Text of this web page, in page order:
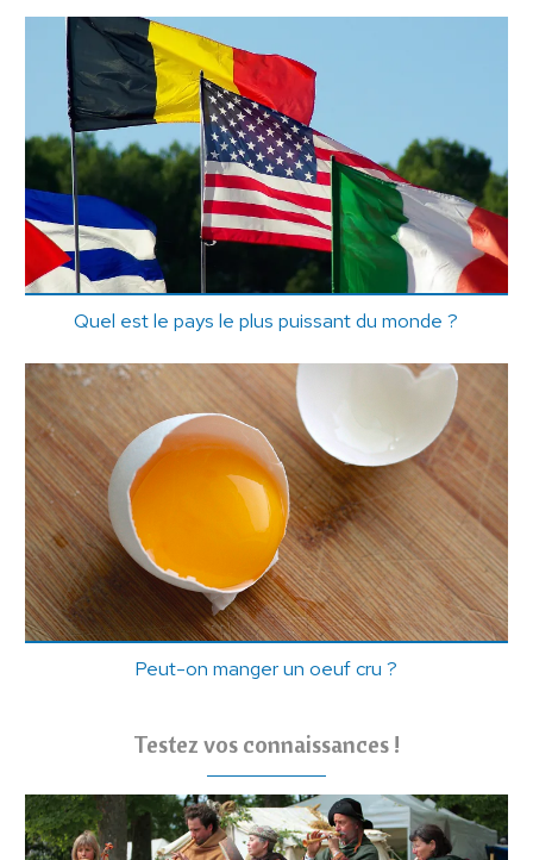
Quel est le pays le plus puissant du monde ?
Peut-on manger un oeuf cru ?
Testez vos connaissances !